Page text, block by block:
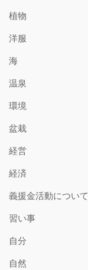
植物
洋服
海
温泉
環境
盆栽
経営
経済
義援金活動について
習い事
自分
自然